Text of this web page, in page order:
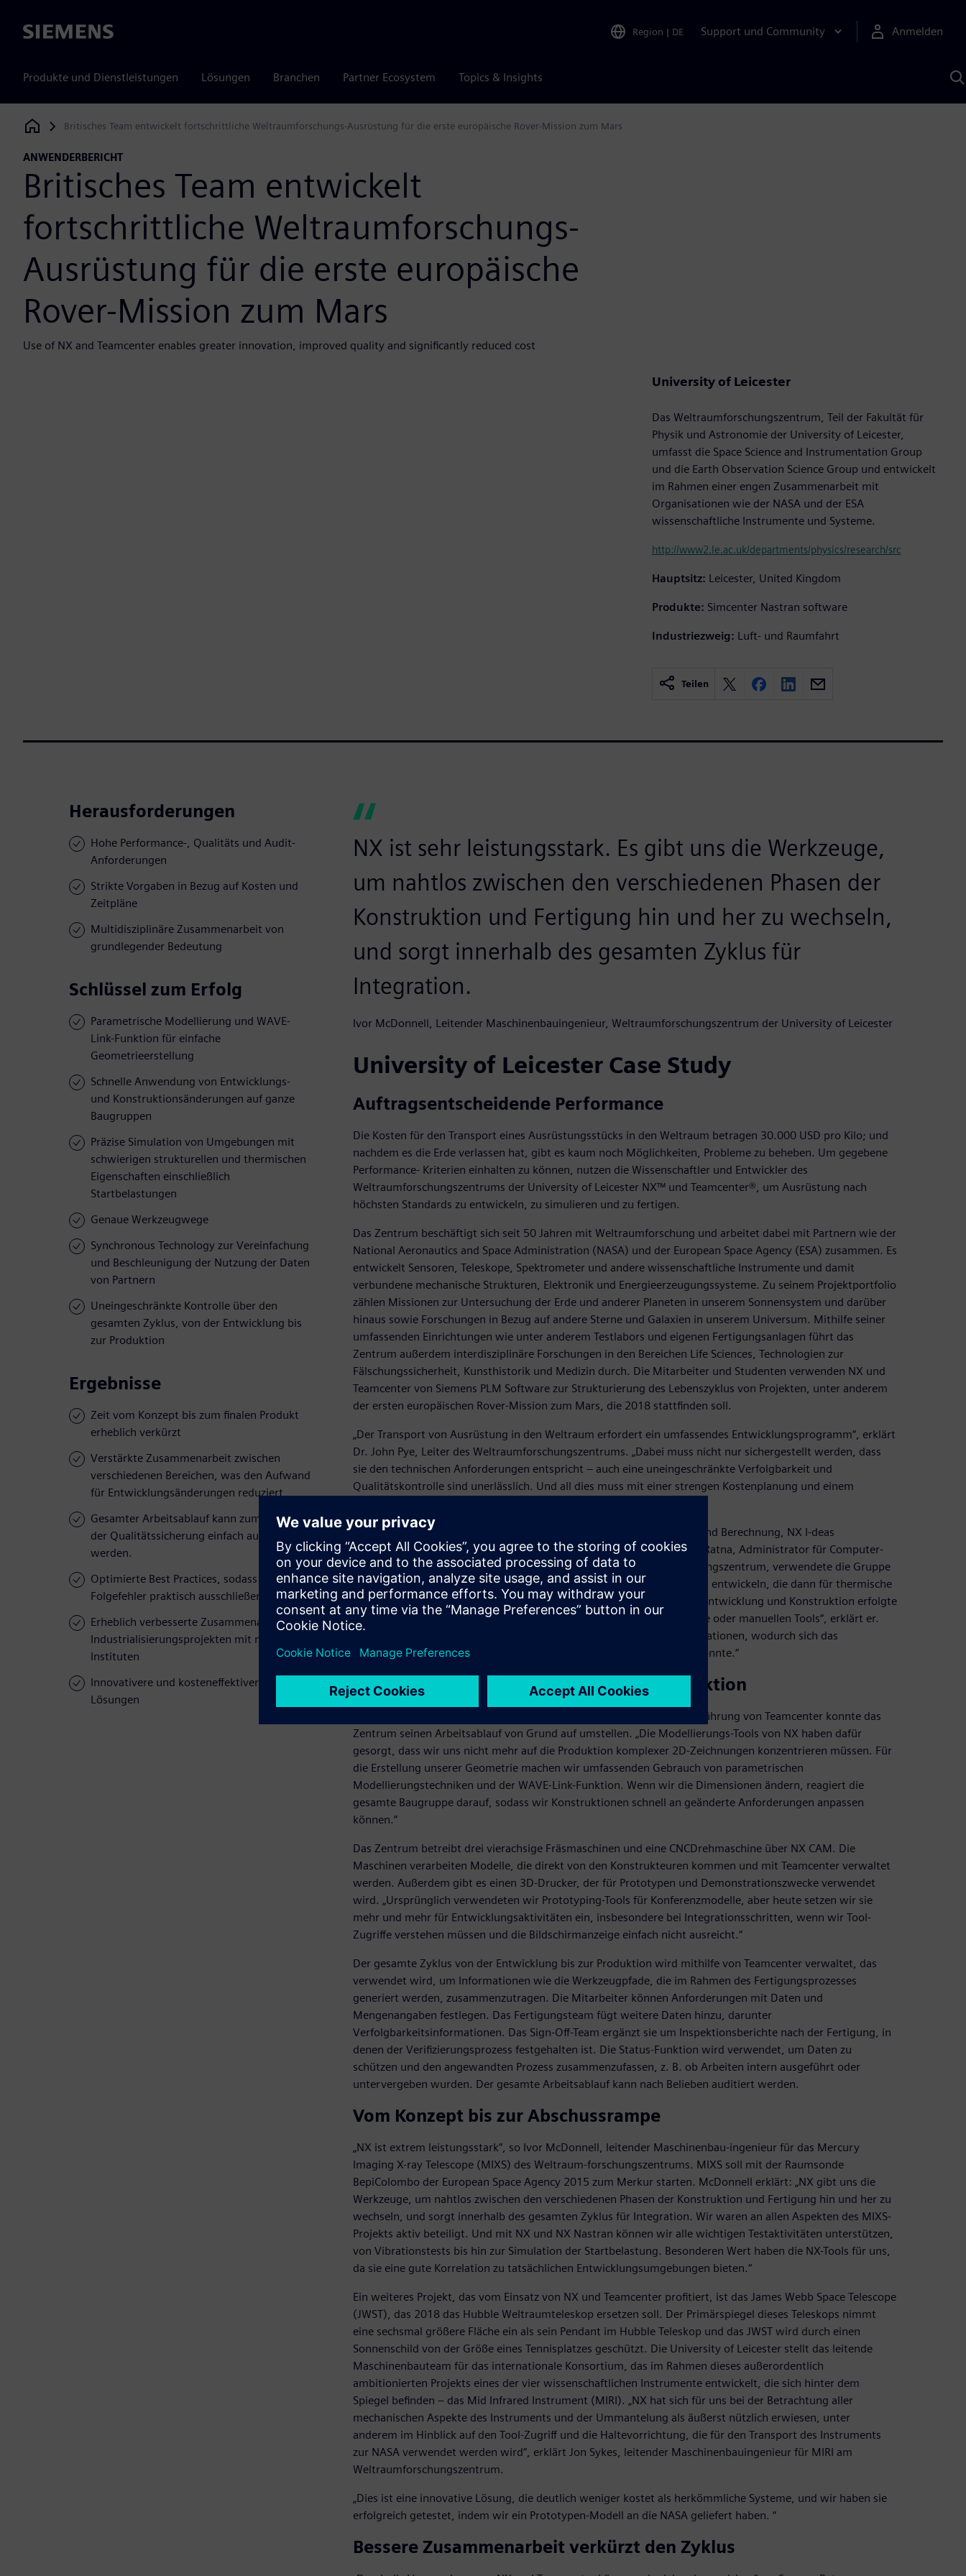
Siemens Region | DE Support und Community Anmelden
Produkte und Dienstleistungen Lösungen Branchen Partner Ecosystem Topics & Insights
KI
Siemens Digital Industries Software
Britisches Team entwickelt fortschrittliche Weltraumforschungs-Ausrüstung für die erste europäische Rover-Mission zum Mars
ANWENDERBERICHT
Britisches Team entwickelt
fortschrittliche Weltraumforschungs-
Ausrüstung für die erste europäische
Rover-Mission zum Mars
Use of NX and Teamcenter enables greater innovation, improved quality and significantly reduced cost
University of Leicester
Das Weltraumforschungszentrum, Teil der Fakultät für
Physik und Astronomie der University of Leicester,
umfasst die Space Science and Instrumentation Group
und die Earth Observation Science Group und entwickelt
im Rahmen einer engen Zusammenarbeit mit
Organisationen wie der NASA und der ESA
wissenschaftliche Instrumente und Systeme.
http://www2.le.ac.uk/departments/physics/research/src
Hauptsitz: Leicester, United Kingdom
Produkte: Simcenter Nastran software
Industriezweig: Luft- und Raumfahrt
Teilen
Herausforderungen
Hohe Performance-, Qualitäts und Audit-
Anforderungen
Strikte Vorgaben in Bezug auf Kosten und
Zeitpläne
Multidisziplinäre Zusammenarbeit von
grundlegender Bedeutung
Schlüssel zum Erfolg
Parametrische Modellierung und WAVE-
Link-Funktion für einfache
Geometrieerstellung
Schnelle Anwendung von Entwicklungs-
und Konstruktionsänderungen auf ganze
Baugruppen
Präzise Simulation von Umgebungen mit
schwierigen strukturellen und thermischen
Eigenschaften einschließlich
Startbelastungen
Genaue Werkzeugwege
Synchronous Technology zur Vereinfachung
und Beschleunigung der Nutzung der Daten
von Partnern
Uneingeschränkte Kontrolle über den
gesamten Zyklus, von der Entwicklung bis
zur Produktion
Ergebnisse
Zeit vom Konzept bis zum finalen Produkt
erheblich verkürzt
Verstärkte Zusammenarbeit zwischen
verschiedenen Bereichen, was den Aufwand
für Entwicklungsänderungen reduziert
Gesamter Arbeitsablauf kann zum Zweck
der Qualitätssicherung einfach auditiert
werden.
Optimierte Best Practices, sodass sich
Folgefehler praktisch ausschließen lassen
Erheblich verbesserte Zusammenarbeit bei
Industrialisierungsprojekten mit mehreren
Instituten
Innovativere und kosteneffektivere
Lösungen
NX ist sehr leistungsstark. Es gibt uns die Werkzeuge,
um nahtlos zwischen den verschiedenen Phasen der
Konstruktion und Fertigung hin und her zu wechseln,
und sorgt innerhalb des gesamten Zyklus für
Integration.
Ivor McDonnell, Leitender Maschinenbauingenieur, Weltraumforschungszentrum der University of Leicester
University of Leicester Case Study
Auftragsentscheidende Performance
Die Kosten für den Transport eines Ausrüstungsstücks in den Weltraum betragen 30.000 USD pro Kilo; und
nachdem es die Erde verlassen hat, gibt es kaum noch Möglichkeiten, Probleme zu beheben. Um gegebene
Performance- Kriterien einhalten zu können, nutzen die Wissenschaftler und Entwickler des
Weltraumforschungszentrums der University of Leicester NX™ und Teamcenter®, um Ausrüstung nach
höchsten Standards zu entwickeln, zu simulieren und zu fertigen.
Das Zentrum beschäftigt sich seit 50 Jahren mit Weltraumforschung und arbeitet dabei mit Partnern wie der
National Aeronautics and Space Administration (NASA) und der European Space Agency (ESA) zusammen. Es
entwickelt Sensoren, Teleskope, Spektrometer und andere wissenschaftliche Instrumente und damit
verbundene mechanische Strukturen, Elektronik und Energieerzeugungssysteme. Zu seinem Projektportfolio
zählen Missionen zur Untersuchung der Erde und anderer Planeten in unserem Sonnensystem und darüber
hinaus sowie Forschungen in Bezug auf andere Sterne und Galaxien in unserem Universum. Mithilfe seiner
umfassenden Einrichtungen wie unter anderem Testlabors und eigenen Fertigungsanlagen führt das
Zentrum außerdem interdisziplinäre Forschungen in den Bereichen Life Sciences, Technologien zur
Fälschungssicherheit, Kunsthistorik und Medizin durch. Die Mitarbeiter und Studenten verwenden NX und
Teamcenter von Siemens PLM Software zur Strukturierung des Lebenszyklus von Projekten, unter anderem
der ersten europäischen Rover-Mission zum Mars, die 2018 stattfinden soll.
„Der Transport von Ausrüstung in den Weltraum erfordert ein umfassendes Entwicklungsprogramm“, erklärt
Dr. John Pye, Leiter des Weltraumforschungszentrums. „Dabei muss nicht nur sichergestellt werden, dass
sie den technischen Anforderungen entspricht – auch eine uneingeschränkte Verfolgbarkeit und
Qualitätskontrolle sind unerlässlich. Und all dies muss mit einer strengen Kostenplanung und einem
Vor fünfzehn Jahren begann das Team für mechanische Konstruktion und Berechnung, NX I-deas
einzusetzen, eine frühere Version des heutigen NX. Laut Piyal Samara-Ratna, Administrator für Computer-
Aided Design (CAD) und Maschinenbauingenieur am Weltraumforschungszentrum, verwendete die Gruppe
hauptsächlich 3D-Modellierungs-Tools, um einfache Konfigurationen zu entwickeln, die dann für thermische
und strukturelle Tests genutzt wurden. „Der Großteil der detaillierten Entwicklung und Konstruktion erfolgte
ausschließlich in 2D, die Fertigung entweder mithilfe von Drittsoftware oder manuellen Tools“, erklärt er.
„Diese Vorgehensweise führte zu einer Wiederholung derselben Informationen, wodurch sich das
Fehlerrisiko erhöhte und keine optimale Performance erzielt werden konnte.“
Übergang von der Konstruktion zur Produktion
Mit dem vor Kurzem erfolgten Umstieg von I-deas auf NX und der Einführung von Teamcenter konnte das
Zentrum seinen Arbeitsablauf von Grund auf umstellen. „Die Modellierungs-Tools von NX haben dafür
gesorgt, dass wir uns nicht mehr auf die Produktion komplexer 2D-Zeichnungen konzentrieren müssen. Für
die Erstellung unserer Geometrie machen wir umfassenden Gebrauch von parametrischen
Modellierungstechniken und der WAVE-Link-Funktion. Wenn wir die Dimensionen ändern, reagiert die
gesamte Baugruppe darauf, sodass wir Konstruktionen schnell an geänderte Anforderungen anpassen
können.“
Das Zentrum betreibt drei vierachsige Fräsmaschinen und eine CNCDrehmaschine über NX CAM. Die
Maschinen verarbeiten Modelle, die direkt von den Konstrukteuren kommen und mit Teamcenter verwaltet
werden. Außerdem gibt es einen 3D-Drucker, der für Prototypen und Demonstrationszwecke verwendet
wird. „Ursprünglich verwendeten wir Prototyping-Tools für Konferenzmodelle, aber heute setzen wir sie
mehr und mehr für Entwicklungsaktivitäten ein, insbesondere bei Integrationsschritten, wenn wir Tool-
Zugriffe verstehen müssen und die Bildschirmanzeige einfach nicht ausreicht.“
Der gesamte Zyklus von der Entwicklung bis zur Produktion wird mithilfe von Teamcenter verwaltet, das
verwendet wird, um Informationen wie die Werkzeugpfade, die im Rahmen des Fertigungsprozesses
generiert werden, zusammenzutragen. Die Mitarbeiter können Anforderungen mit Daten und
Mengenangaben festlegen. Das Fertigungsteam fügt weitere Daten hinzu, darunter
Verfolgbarkeitsinformationen. Das Sign-Off-Team ergänzt sie um Inspektionsberichte nach der Fertigung, in
denen der Verifizierungsprozess festgehalten ist. Die Status-Funktion wird verwendet, um Daten zu
schützen und den angewandten Prozess zusammenzufassen, z. B. ob Arbeiten intern ausgeführt oder
untervergeben wurden. Der gesamte Arbeitsablauf kann nach Belieben auditiert werden.
Vom Konzept bis zur Abschussrampe
„NX ist extrem leistungsstark“, so Ivor McDonnell, leitender Maschinenbau-ingenieur für das Mercury
Imaging X-ray Telescope (MIXS) des Weltraum-forschungszentrums. MIXS soll mit der Raumsonde
BepiColombo der European Space Agency 2015 zum Merkur starten. McDonnell erklärt: „NX gibt uns die
Werkzeuge, um nahtlos zwischen den verschiedenen Phasen der Konstruktion und Fertigung hin und her zu
wechseln, und sorgt innerhalb des gesamten Zyklus für Integration. Wir waren an allen Aspekten des MIXS-
Projekts aktiv beteiligt. Und mit NX und NX Nastran können wir alle wichtigen Testaktivitäten unterstützen,
von Vibrationstests bis hin zur Simulation der Startbelastung. Besonderen Wert haben die NX-Tools für uns,
da sie eine gute Korrelation zu tatsächlichen Entwicklungsumgebungen bieten.“
Ein weiteres Projekt, das vom Einsatz von NX und Teamcenter profitiert, ist das James Webb Space Telescope
(JWST), das 2018 das Hubble Weltraumteleskop ersetzen soll. Der Primärspiegel dieses Teleskops nimmt
eine sechsmal größere Fläche ein als sein Pendant im Hubble Teleskop und das JWST wird durch einen
Sonnenschild von der Größe eines Tennisplatzes geschützt. Die University of Leicester stellt das leitende
Maschinenbauteam für das internationale Konsortium, das im Rahmen dieses außerordentlich
ambitionierten Projekts eines der vier wissenschaftlichen Instrumente entwickelt, die sich hinter dem
Spiegel befinden – das Mid Infrared Instrument (MIRI). „NX hat sich für uns bei der Betrachtung aller
mechanischen Aspekte des Instruments und der Ummantelung als äußerst nützlich erwiesen, unter
anderem im Hinblick auf den Tool-Zugriff und die Haltevorrichtung, die für den Transport des Instruments
zur NASA verwendet werden wird“, erklärt Jon Sykes, leitender Maschinenbauingenieur für MIRI am
Weltraumforschungszentrum.
„Dies ist eine innovative Lösung, die deutlich weniger kostet als herkömmliche Systeme, und wir haben sie
erfolgreich getestet, indem wir ein Prototypen-Modell an die NASA geliefert haben. “
Bessere Zusammenarbeit verkürzt den Zyklus